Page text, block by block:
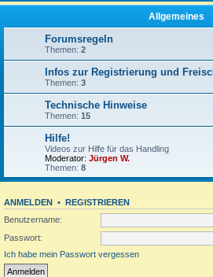
Allgemeines
Forumsregeln
Themen: 2
Infos zur Registrierung und
Themen: 3
Technische Hinweise
Themen: 15
Hilfe!
Videos zur Hilfe für das Handling
Moderator: Jürgen W.
Themen: 8
ANMELDEN • REGISTRIEREN
Benutzername:
Passwort:
Ich habe mein Passwort vergessen